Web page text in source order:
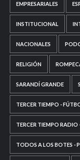
EMPRESARIALES
INSTITUCIONAL
NACIONALES
RELIGIÓN
SARANDÍ GRANDE
TERCER TIEMPO -
TERCER TIEMPO RADIO
TODOS A LOS BOTES -